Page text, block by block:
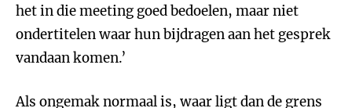
het in die meeting goed bedoelen, maar niet
ondertitelen waar hun bijdragen aan het gesprek
vandaan komen.’
Als ongemak normaal is, waar ligt dan de grens